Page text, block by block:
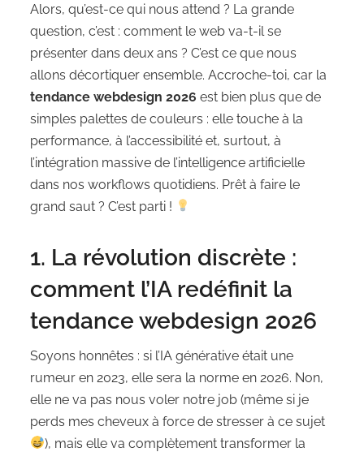
Alors, qu’est-ce qui nous attend ? La grande
question, c’est : comment le web va-t-il se
présenter dans deux ans ? C’est ce que nous
allons décortiquer ensemble. Accroche-toi, car la
tendance webdesign 2026 est bien plus que de
simples palettes de couleurs : elle touche à la
performance, à l’accessibilité et, surtout, à
l’intégration massive de l’intelligence artificielle
dans nos workflows quotidiens. Prêt à faire le
grand saut ? C’est parti !
1. La révolution discrète :
comment l’IA redéfinit la
tendance webdesign 2026
Soyons honnêtes : si l’IA générative était une
rumeur en 2023, elle sera la norme en 2026. Non,
elle ne va pas nous voler notre job (même si je
perds mes cheveux à force de stresser à ce sujet
), mais elle va complètement transformer la